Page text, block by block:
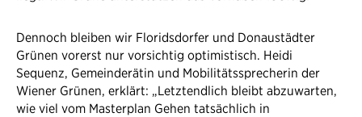
Dennoch bleiben wir Floridsdorfer und Donaustädter
Grünen vorerst nur vorsichtig optimistisch. Heidi
Sequenz, Gemeinderätin und Mobilitätssprecherin der
Wiener Grünen, erklärt: „Letztendlich bleibt abzuwarten,
wie viel vom Masterplan Gehen tatsächlich in